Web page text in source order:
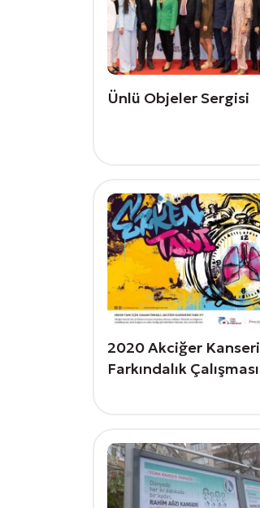
Ünlü Objeler Sergisi
2020 Akciğer Kanseri
Farkındalık Çalışması